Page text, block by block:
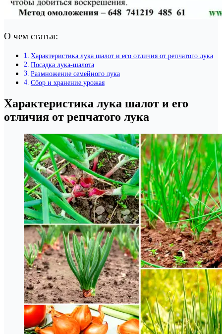
О чем статья:
Характеристика лука шалот и его отличия от репчатого лука
Посадка лука-шалота
Размножение семейного лука
Сбор и хранение урожая
Характеристика лука шалот и его
отличия от репчатого лука